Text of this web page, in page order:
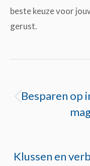
beste keuze voor
gerust.
navigation
Besparen op
Klussen en